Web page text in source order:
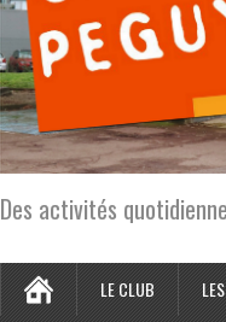
Des activités
LE CLUB